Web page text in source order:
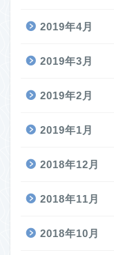
2019年4月
2019年3月
2019年2月
2019年1月
2018年12月
2018年11月
2018年10月